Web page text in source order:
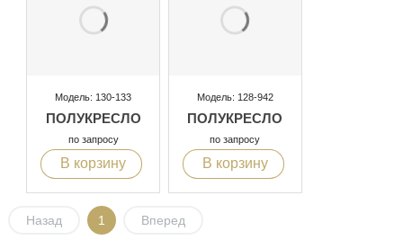
Модель: 130-133
ПОЛУКРЕСЛО
по запросу
В корзину
Модель: 128-942
ПОЛУКРЕСЛО
по запросу
В корзину
Назад 1 Вперед